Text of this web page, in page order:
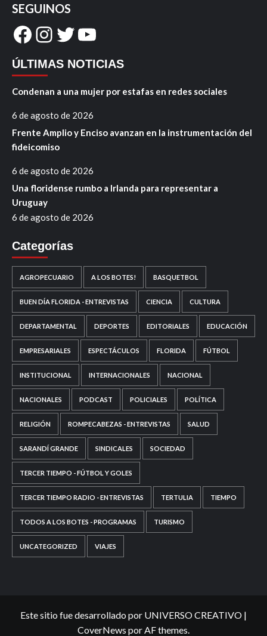
SEGUINOS
Facebook
Instagram
Twitter
YouTube
ÚLTIMAS NOTICIAS
Condenan a una mujer por estafas en redes sociales
6 de agosto de 2026
Frente Amplio y Enciso avanzan en la instrumentación del
fideicomiso
6 de agosto de 2026
Una floridense rumbo a Irlanda para representar a
Uruguay
6 de agosto de 2026
Categorías
AGROPECUARIO A LOS BOTES! BASQUETBOL
BUEN DÍA FLORIDA - ENTREVISTAS CIENCIA CULTURA
DEPARTAMENTAL DEPORTES EDITORIALES EDUCACIÓN
EMPRESARIALES ESPECTÁCULOS FLORIDA FÚTBOL
INSTITUCIONAL INTERNACIONALES NACIONAL
NACIONALES PODCAST POLICIALES POLÍTICA
RELIGIÓN ROMPECABEZAS - ENTREVISTAS SALUD
SARANDÍ GRANDE SINDICALES SOCIEDAD
TERCER TIEMPO - FÚTBOL Y GOLES
TERCER TIEMPO RADIO - ENTREVISTAS TERTULIA TIEMPO
TODOS A LOS BOTES - PROGRAMAS TURISMO
UNCATEGORIZED VIAJES
Este sitio fue desarrollado por UNIVERSO CREATIVO |
CoverNews por AF themes.